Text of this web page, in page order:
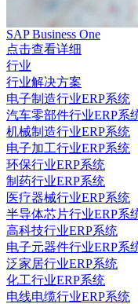
SAP Business One
点击查看详细
行业
行业解决方案
电子制造行业ERP系统
汽车零部件行业ERP系
机械制造行业ERP系统
电子加工行业ERP系统
环保行业ERP系统
制药行业ERP系统
医疗器械行业ERP系统
半导体芯片行业ERP系
高科技行业ERP系统
电子元器件行业ERP系
泛家居行业ERP系统
化工行业ERP系统
电线电缆行业ERP系统